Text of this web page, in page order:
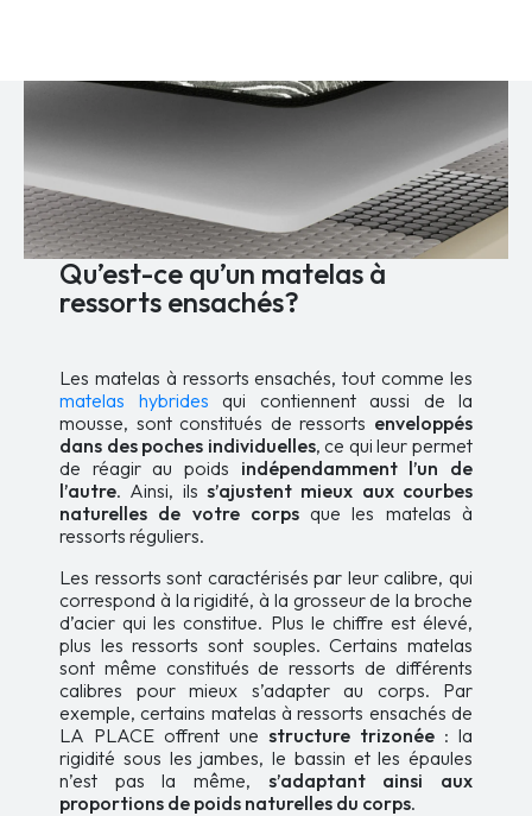
Les
être
choisies
sur
la
page
du
produit
Qu’est-ce qu’un matelas à
ressorts ensachés?
Les matelas à ressorts ensachés, tout comme les
matelas hybrides qui contiennent aussi de la
mousse, sont constitués de ressorts enveloppés
dans des poches individuelles, ce qui leur permet
de réagir au poids indépendamment l’un de
l’autre. Ainsi, ils s’ajustent mieux aux courbes
naturelles de votre corpsque les matelas à
ressorts réguliers.
Les ressorts sont caractérisés par leur calibre, qui
correspond à la rigidité, à la grosseur de la broche
d’acier qui les constitue. Plus le chiffre est élevé,
plus les ressorts sont souples. Certains matelas
sont même constitués de ressorts de différents
calibres pour mieux s’adapter au corps. Par
exemple, certains matelas à ressorts ensachés de
LA PLACE offrent une structure trizonée : la
rigidité sous les jambes, le bassin et les épaules
n’est pas la même, s’adaptant ainsi aux
proportions de poids naturelles du corps.